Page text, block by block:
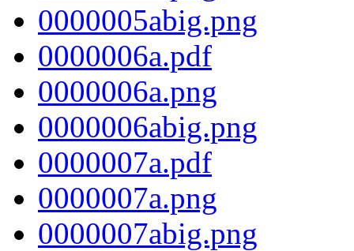
0000005abig.png
0000006a.pdf
0000006a.png
0000006abig.png
0000007a.pdf
0000007a.png
0000007abig.png